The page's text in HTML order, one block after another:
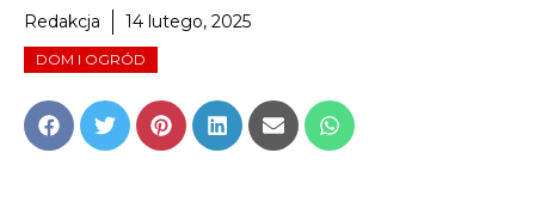
Redakcja 14 lutego, 2025
DOM I OGRÓD
Share
on
Share
on
Share
on
Share
on
Share
on
Share
on